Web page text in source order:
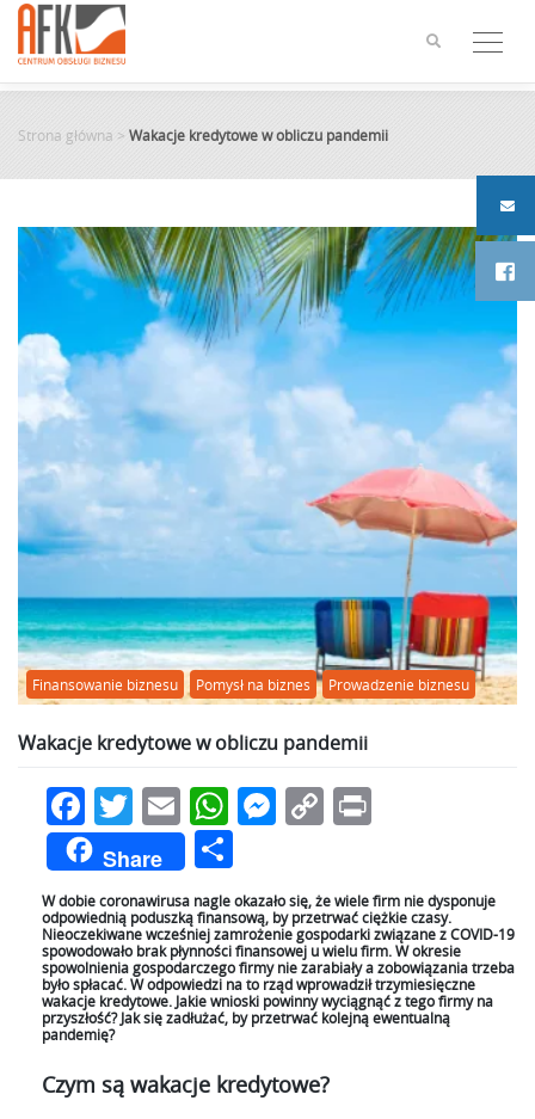
content
Strona główna > Wakacje kredytowe w obliczu pandemii
Finansowanie biznesu Pomysł na biznes Prowadzenie biznesu
Wakacje kredytowe w obliczu pandemii
Facebook
Twitter
EmailWhatsApp
Messenger
Copy
Share
się
W dobie coronawirusa nagle okazało się, że wiele firm nie dysponuje
odpowiednią poduszką finansową, by przetrwać ciężkie czasy.
Nieoczekiwane wcześniej zamrożenie gospodarki związane z COVID-19
spowodowało brak płynności finansowej u wielu firm. W okresie
spowolnienia gospodarczego firmy nie zarabiały a zobowiązania trzeba
było spłacać. W odpowiedzi na to rząd wprowadził trzymiesięczne
wakacje kredytowe. Jakie wnioski powinny wyciągnąć z tego firmy na
przyszłość? Jak się zadłużać, by przetrwać kolejną ewentualną
pandemię?
Czym są wakacje kredytowe?